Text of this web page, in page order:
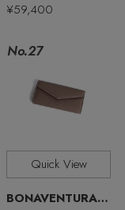
¥59,400
No.27
Quick View
BONAVENTURA/ボナベンチュラ